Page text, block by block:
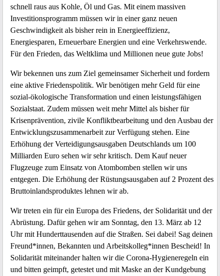
schnell raus aus Kohle, Öl und Gas. Mit einem massiven
Investitionsprogramm müssen wir in einer ganz neuen
Geschwindigkeit als bisher rein in Energieeffizienz,
Energiesparen, Erneuerbare Energien und eine Verkehrswende.
Für den Frieden, das Weltklima und Millionen neue gute Jobs!
Wir bekennen uns zum Ziel gemeinsamer Sicherheit und fordern
eine aktive Friedenspolitik. Wir benötigen mehr Geld für eine
sozial-ökologische Transformation und einen leistungsfähigen
Sozialstaat. Zudem müssen weit mehr Mittel als bisher für
Krisenprävention, zivile Konfliktbearbeitung und den Ausbau der
Entwicklungszusammenarbeit zur Verfügung stehen. Eine
Erhöhung der Verteidigungsausgaben Deutschlands um 100
Milliarden Euro sehen wir sehr kritisch. Dem Kauf neuer
Flugzeuge zum Einsatz von Atombomben stellen wir uns
entgegen. Die Erhöhung der Rüstungsausgaben auf 2 Prozent des
Bruttoinlandsproduktes lehnen wir ab.
Wir treten ein für ein Europa des Friedens, der Solidarität und der
Abrüstung. Dafür gehen wir am Sonntag, den 13. März ab 12
Uhr mit Hunderttausenden auf die Straßen. Sei dabei! Sag deinen
Freund*innen, Bekannten und Arbeitskolleg*innen Bescheid! In
Solidarität miteinander halten wir die Corona-Hygieneregeln ein
und bitten geimpft, getestet und mit Maske an der Kundgebung